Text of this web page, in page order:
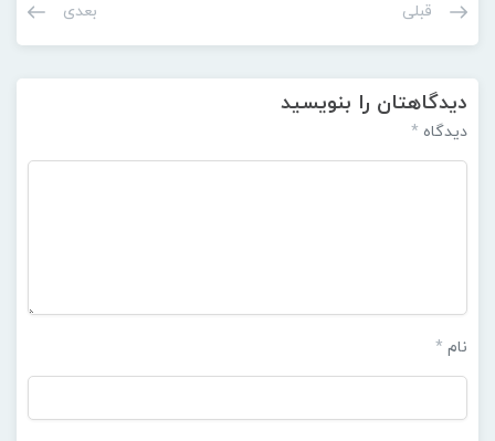
قبلی بعدی
دیدگاهتان را بنویسید
دیدگاه *
نام *